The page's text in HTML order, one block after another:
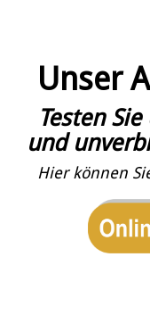
Unser
Testen
und
Hier können